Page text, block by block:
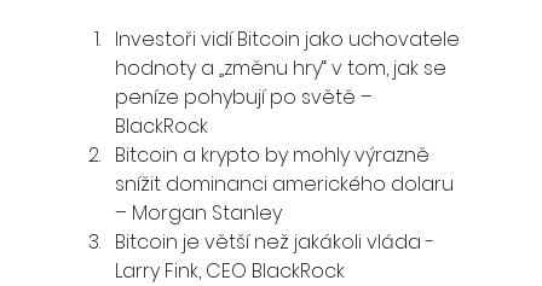
Investoři vidí Bitcoin jako uchovatele
hodnoty a „změnu hry“ v tom, jak se
peníze pohybují po světě –
BlackRock
Bitcoin a krypto by mohly výrazně
snížit dominanci amerického dolaru
– Morgan Stanley
Bitcoin je větší než jakákoli vláda -
Larry Fink, CEO BlackRock